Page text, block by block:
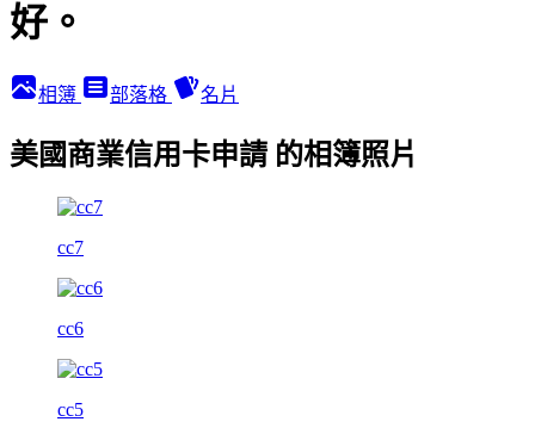
好。
相簿 部落格 名片
美國商業信用卡申請 的相簿照片
cc7
cc6
cc5